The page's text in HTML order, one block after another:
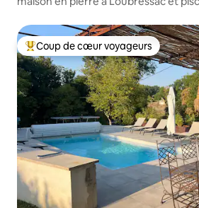
Coups de cœur voyageurs les plus
Coup de cœur voyageurs